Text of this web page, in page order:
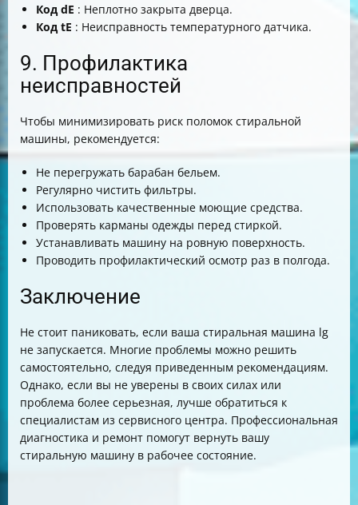
Код dE : Неплотно закрыта дверца.
Код tE : Неисправность температурного датчика.
9. Профилактика
неисправностей
Чтобы минимизировать риск поломок стиральной
машины, рекомендуется:
Не перегружать барабан бельем.
Регулярно чистить фильтры.
Использовать качественные моющие средства.
Проверять карманы одежды перед стиркой.
Устанавливать машину на ровную поверхность.
Проводить профилактический осмотр раз в полгода.
Заключение
Не стоит паниковать, если ваша стиральная машина lg
не запускается. Многие проблемы можно решить
самостоятельно, следуя приведенным рекомендациям.
Однако, если вы не уверены в своих силах или
проблема более серьезная, лучше обратиться к
специалистам из сервисного центра. Профессиональная
диагностика и ремонт помогут вернуть вашу
стиральную машину в рабочее состояние.